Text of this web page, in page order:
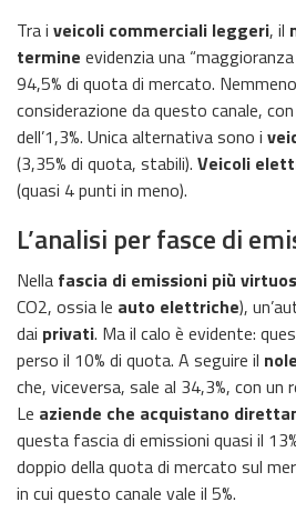
Tra i veicoli commerciali leggeri, il
termine evidenzia una
94,5% di quota di mercato.
considerazione da questo canale,
dell’1,3%. Unica alternativa sono i
(3,35% di quota, stabili). Veicoli
(quasi 4 punti in meno).
L’analisi per fasce di
Nella fascia di emissioni più
CO2, ossia le auto elettriche),
dai privati. Ma il calo è evidente:
perso il 10% di quota. A seguire il
che, viceversa, sale al 34,3%, con un
Le aziende che acquistano
questa fascia di emissioni quasi il
doppio della quota di mercato sul
in cui questo canale vale il 5%.